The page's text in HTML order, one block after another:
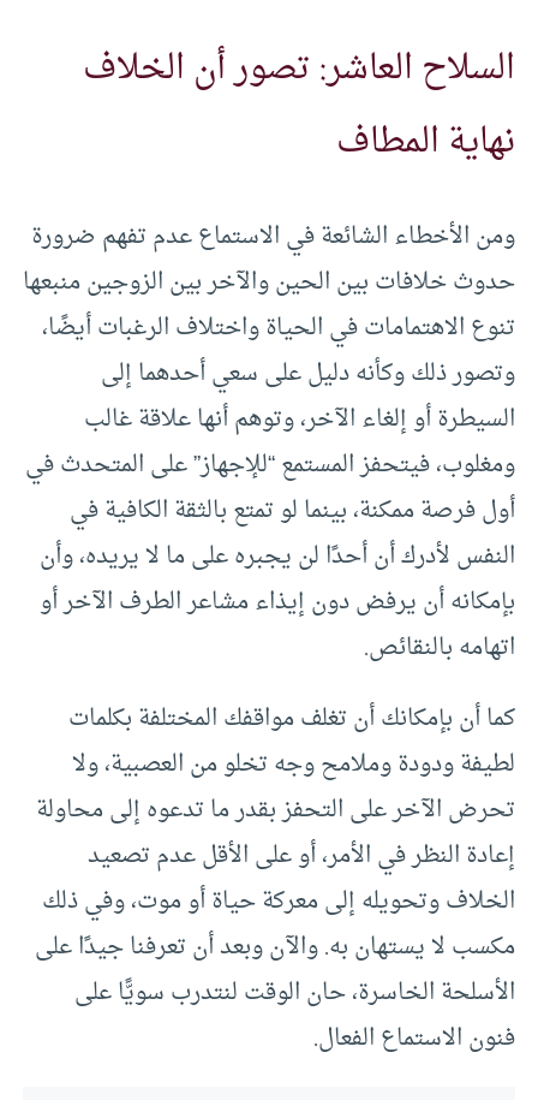
السلاح العاشر: تصور أن الخلاف
نهاية المطاف
ومن الأخطاء الشائعة في الاستماع عدم تفهم ضرورة
حدوث خلافات بين الحين والآخر بين الزوجين منبعها
تنوع الاهتمامات في الحياة واختلاف الرغبات أيضًا،
وتصور ذلك وكأنه دليل على سعي أحدهما إلى
السيطرة أو إلغاء الآخر، وتوهم أنها علاقة غالب
ومغلوب، فيتحفز المستمع “للإجهاز” على المتحدث في
أول فرصة ممكنة، بينما لو تمتع بالثقة الكافية في
النفس لأدرك أن أحدًا لن يجبره على ما لا يريده، وأن
بإمكانه أن يرفض دون إيذاء مشاعر الطرف الآخر أو
اتهامه بالنقائص.
كما أن بإمكانك أن تغلف مواقفك المختلفة بكلمات
لطيفة ودودة وملامح وجه تخلو من العصبية، ولا
تحرض الآخر على التحفز بقدر ما تدعوه إلى محاولة
إعادة النظر في الأمر، أو على الأقل عدم تصعيد
الخلاف وتحويله إلى معركة حياة أو موت، وفي ذلك
مكسب لا يستهان به. والآن وبعد أن تعرفنا جيدًا على
الأسلحة الخاسرة، حان الوقت لنتدرب سويًّا على
فنون الاستماع الفعال.